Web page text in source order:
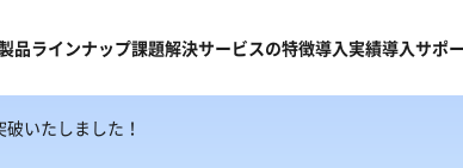
品ラインナップ課題解決サービスの特徴導入実績導入サポ
いたしました！